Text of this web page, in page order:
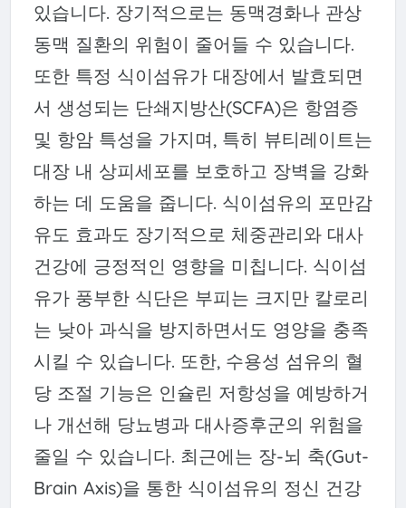
있습니다. 장기적으로는 동맥경화나 관상
동맥 질환의 위험이 줄어들 수 있습니다.
또한 특정 식이섬유가 대장에서 발효되면
서 생성되는 단쇄지방산(SCFA)은 항염증
및 항암 특성을 가지며, 특히 뷰티레이트는
대장 내 상피세포를 보호하고 장벽을 강화
하는 데 도움을 줍니다. 식이섬유의 포만감
유도 효과도 장기적으로 체중관리와 대사
건강에 긍정적인 영향을 미칩니다. 식이섬
유가 풍부한 식단은 부피는 크지만 칼로리
는 낮아 과식을 방지하면서도 영양을 충족
시킬 수 있습니다. 또한, 수용성 섬유의 혈
당 조절 기능은 인슐린 저항성을 예방하거
나 개선해 당뇨병과 대사증후군의 위험을
줄일 수 있습니다. 최근에는 장-뇌 축(Gut-
Brain Axis)을 통한 식이섬유의 정신 건강